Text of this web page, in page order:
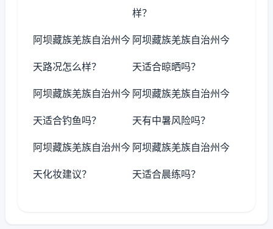
样？
阿坝藏族羌族自治州今
天路况怎么样？
阿坝藏族羌族自治州今
天适合晾晒吗？
阿坝藏族羌族自治州今
天适合钓鱼吗？
阿坝藏族羌族自治州今
天有中暑风险吗？
阿坝藏族羌族自治州今
天化妆建议？
阿坝藏族羌族自治州今
天适合晨练吗？